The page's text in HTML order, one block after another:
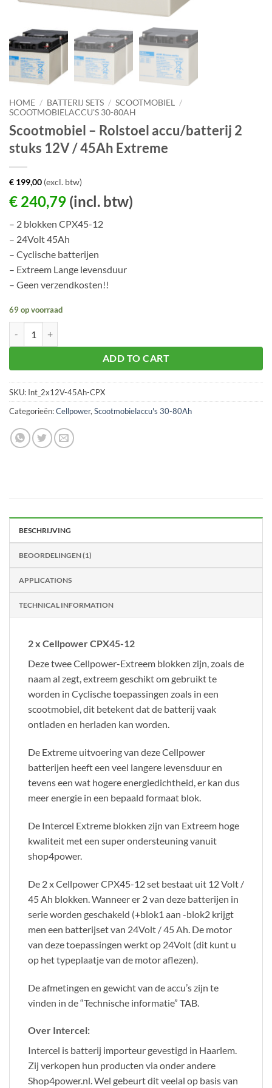
HOME / BATTERIJ SETS / SCOOTMOBIEL
/
SCOOTMOBIELACCU'S 30-80AH
Scootmobiel – Rolstoel accu/batterij 2
stuks 12V / 45Ah Extreme
€ 199,00 (excl. btw)
€ 240,79 (incl. btw)
– 2 blokken CPX45-12
– 24Volt 45Ah
– Cyclische batterijen
– Extreem Lange levensduur
– Geen verzendkosten!!
69 op voorraad
ADD TO CART
SKU: Int_2x12V-45Ah-CPX
Categorieën:Cellpower,Scootmobielaccu's 30-80Ah
BESCHRIJVING
BEOORDELINGEN (1)
APPLICATIONS
TECHNICAL INFORMATION
2 x Cellpower CPX45-12
Deze twee Cellpower-Extreem blokken zijn, zoals de
naam al zegt, extreem geschikt om gebruikt te
worden in Cyclische toepassingen zoals in een
scootmobiel, dit betekent dat de batterij vaak
ontladen en herladen kan worden.
De Extreme uitvoering van deze Cellpower
batterijen heeft een veel langere levensduur en
tevens een wat hogere energiedichtheid, er kan dus
meer energie in een bepaald formaat blok.
De Intercel Extreme blokken zijn van Extreem hoge
kwaliteit met een super ondersteuning vanuit
shop4power.
De 2 x Cellpower CPX45-12 set bestaat uit 12 Volt /
45 Ah blokken. Wanneer er 2 van deze batterijen in
serie worden geschakeld (+blok1 aan -blok2 krijgt
men een batterijset van 24Volt / 45 Ah. De motor
van deze toepassingen werkt op 24Volt (dit kunt u
op het typeplaatje van de motor aflezen).
De afmetingen en gewicht van de accu’s zijn te
vinden in de “Technische informatie” TAB.
Over Intercel:
Intercel is batterij importeur gevestigd in Haarlem.
Zij verkopen hun producten via onder andere
Shop4power.nl. Wel gebeurt dit veelal op basis van